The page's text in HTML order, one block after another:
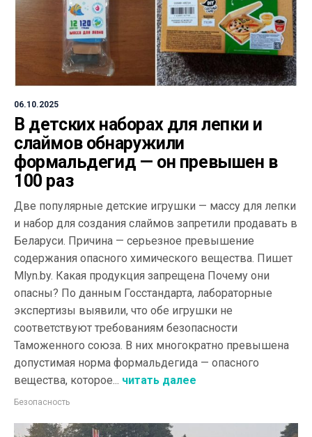
06.10.2025
В детских наборах для лепки и
слаймов обнаружили
формальдегид — он превышен в
100 раз
Две популярные детские игрушки — массу для лепки
и набор для создания слаймов запретили продавать в
Беларуси. Причина — серьезное превышение
содержания опасного химического вещества. Пишет
Mlyn.by. Какая продукция запрещена Почему они
опасны? По данным Госстандарта, лабораторные
экспертизы выявили, что обе игрушки не
соответствуют требованиям безопасности
Таможенного союза. В них многократно превышена
допустимая норма формальдегида — опасного
вещества, которое... читать далее
Безопасность